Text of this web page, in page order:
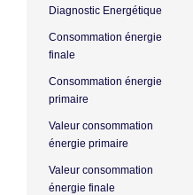
Diagnostic Energétique
Consommation énergie
finale
Consommation énergie
primaire
Valeur consommation
énergie primaire
Valeur consommation
énergie finale